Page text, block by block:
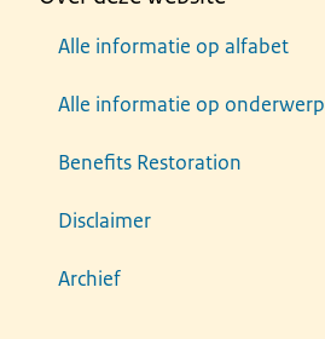
Alle informatie op alfabet
Alle informatie op onderwerp
Benefits Restoration
Disclaimer
Archief